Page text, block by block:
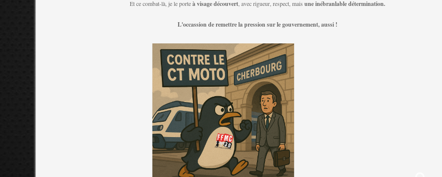
Et ce combat-là, je le porteà visage découvert , avec rigueur, respect, mais une inébranlable détermination.
L'occassion de remettre la pression sur le gouvernement, aussi !